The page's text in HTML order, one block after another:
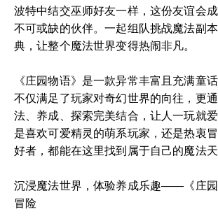
波特中结交巫师好友一样，这份友谊会
不可或缺的伙伴。一起组队挑战魔法副
典，让整个魔法世界变得热闹非凡。
《庄园物语》是一款异常丰富且充满童
不仅满足了玩家对奇幻世界的向往，更
法、养成、探索完美结合，让人一玩就
是喜欢可爱精灵的萌系玩家，还是热衷
好者，都能在这里找到属于自己的魔法天
沉浸魔法世界，体验养成乐趣——《庄
冒险